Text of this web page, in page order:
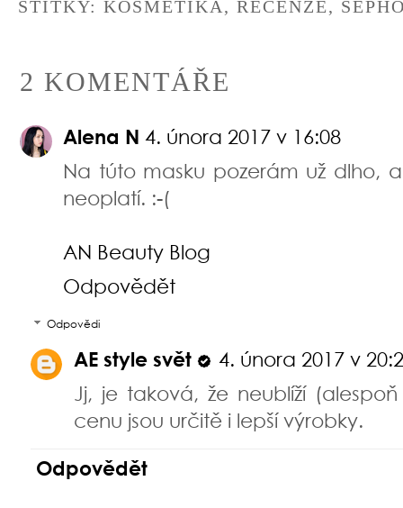
ŠTÍTKY: KOSMETIKA, RECENZE,
2 KOMENTÁŘE
Alena N 4. února 2017 v 16:08
Na túto masku pozerám už dlho,
neoplatí. :-(
AN Beauty Blog
Odpovědět
Odpovědi
AE style svět
4. února 2017 v
Jj, je taková, že neublíží
cenu jsou určitě i lepší výrobky.
Odpovědět